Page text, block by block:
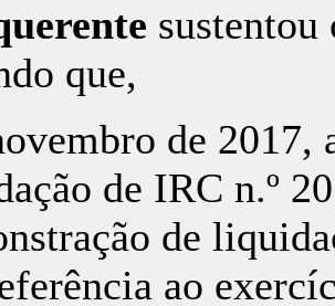
sustentou
que,
de 2017,
de IRC n.º
de
ao